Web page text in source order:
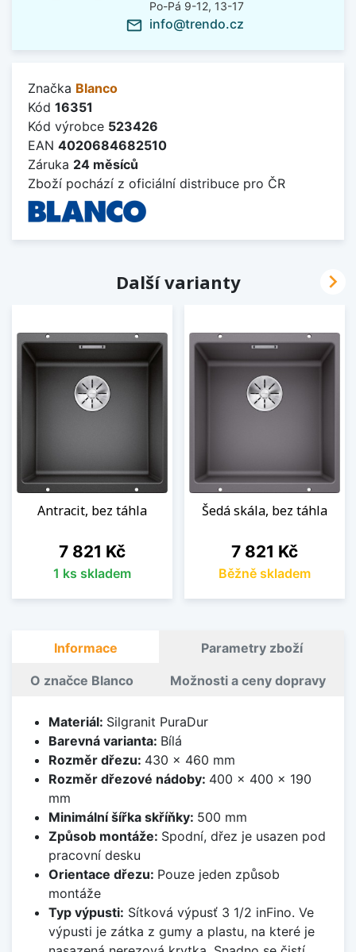
Po-Pá 9-12, 13-17
mail_outline info@trendo.cz
Značka Blanco
Kód 16351
Kód výrobce 523426
EAN 4020684682510
Záruka 24 měsíců
Zboží pochází z oficiální distribuce pro ČR
Další varianty
Antracit, bez táhla
Cena
7 821 Kč
1 ks skladem
Šedá skála, bez táhla
Cena
7 821 Kč
Běžně skladem

Informace Parametry zboží
O značce Blanco Možnosti a ceny dopravy
Materiál: Silgranit PuraDur
Barevná varianta: Bílá
Rozměr dřezu: 430 x 460 mm
Rozměr dřezové nádoby: 400 x 400 x 190
mm
Minimální šířka skříňky: 500 mm
Způsob montáže: Spodní, dřez je usazen pod
pracovní desku
Orientace dřezu: Pouze jeden způsob
montáže
Typ výpusti: Sítková výpusť 3 1/2 inFino. Ve
výpusti je zátka z gumy a plastu, na které je